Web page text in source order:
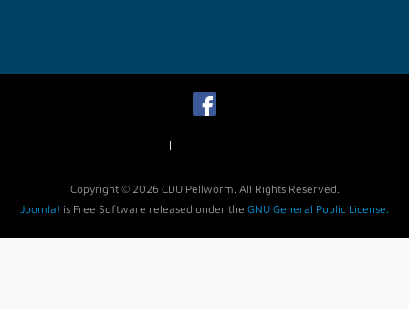
Copyright © 2026 CDU Pellworm. All Rights Reserved.
Joomla! is Free Software released under the GNU General Public License.